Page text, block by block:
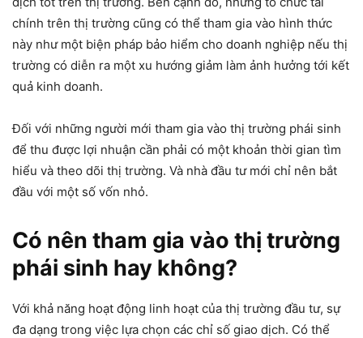
chính trên thị trường cũng có thể tham gia vào hình thức
này như một biện pháp bảo hiểm cho doanh nghiệp nếu thị
trường có diễn ra một xu hướng giảm làm ảnh hưởng tới kết
quả kinh doanh.
Đối với những người mới tham gia vào thị trường phái sinh
để thu được lợi nhuận cần phải có một khoản thời gian tìm
hiểu và theo dõi thị trường. Và nhà đầu tư mới chỉ nên bắt
đầu với một số vốn nhỏ.
Có nên tham gia vào thị trường
phái sinh hay không?
Với khả năng hoạt động linh hoạt của thị trường đầu tư, sự
đa dạng trong việc lựa chọn các chỉ số giao dịch. Có thể